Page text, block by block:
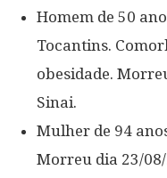
Homem de 50
Tocantins.
obesidade.
Sinai.
Mulher de 94
Morreu dia 23/